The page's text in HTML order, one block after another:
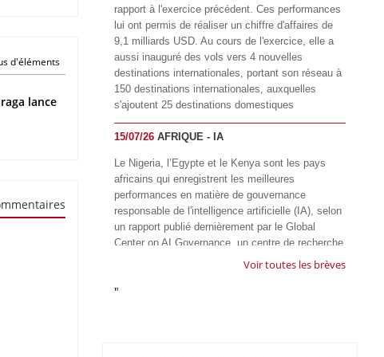
d'éléments
lance
rapport à l'exercice précédent. Ces performances
lui ont permis de réaliser un chiffre d'affaires de
9,1 milliards USD. Au cours de l'exercice, elle a
aussi inauguré des vols vers 4 nouvelles
destinations internationales, portant son réseau à
150 destinations internationales, auxquelles
s'ajoutent 25 destinations domestiques
15/07/26 AFRIQUE - IA
Le Nigeria, l’Egypte et le Kenya sont les pays
africains qui enregistrent les meilleures
performances en matière de gouvernance
responsable de l'intelligence artificielle (IA), selon
un rapport publié dernièrement par le Global
Center on AI Governance, un centre de recherche
basé en Afrique du Sud, qui œuvre à promouvoir
à l'échelle mondiale. Alors que l’IA transforme
Voir toutes les brèves
"